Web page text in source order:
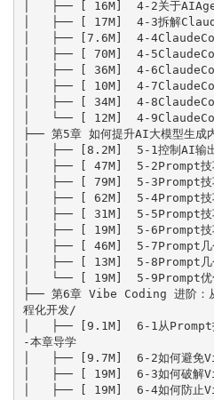
│   ├── [ 16M]  4-2关于
│   ├── [ 17M]  4-3拆解
│   ├── [7.6M]  4-
│   ├── [ 70M]  4-
│   ├── [ 36M]  4-
│   ├── [ 10M]  4-
│   ├── [ 34M]  4-
│   └── [ 12M]  4-
├── 第5章 如何提升AI大模型生成
│   ├── [8.2M]  5-1控制AI输出
│   ├── [ 47M]  5-2Prompt技
│   ├── [ 79M]  5-3Prompt技
│   ├── [ 62M]  5-4Prompt技
│   ├── [ 31M]  5-5Prompt技
│   ├── [ 19M]  5-6Prompt技
│   ├── [ 46M]  5-7Prompt几
│   ├── [ 13M]  5-8Prompt几
│   └── [ 19M]  5-9Prompt优
├── 第6章 Vibe Coding 进阶：
程化开发/
│   ├── [9.1M]  6-1从Prompt
-本章导学
│   ├── [9.7M]  6-2如何避免
│   ├── [ 19M]  6-3如何破解
│   ├── [ 19M]  6-4如何防止